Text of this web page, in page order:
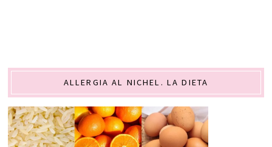
ALLERGIA AL NICHEL. LA DIETA